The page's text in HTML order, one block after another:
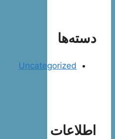
دسته‌ها
Uncategorized
اطلاعات